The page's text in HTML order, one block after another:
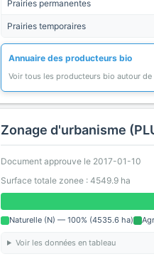
Prairies permanentes
Prairies temporaires
Annuaire des producteurs bio
Voir tous les producteurs bio autour
Zonage d'urbanisme
Document approuve le 2017-01-10
Surface totale zonee : 4549.9 ha
Naturelle (N) — 100% (4535.6 ha)
Voir les données en tableau